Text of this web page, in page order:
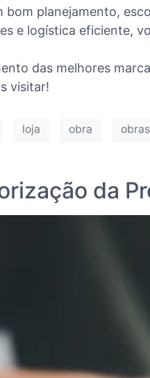
planejamento,
e logística eficiente,
das melhores
visitar!
loja obra obras
da